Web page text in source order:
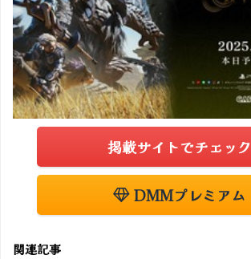
掲載サイトでチェック
DMMプレミアム
関連記事